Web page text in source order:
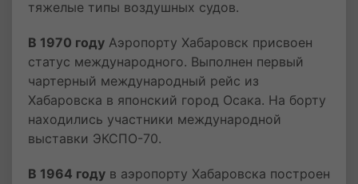
тяжелые типы воздушных судов.
В 1970 году Аэропорту Хабаровск присвоен
статус международного. Выполнен первый
чартерный международный рейс из
Хабаровска в японский город Осака. На борту
находились участники международной
выставки ЭКСПО-70.
В 1964 году в аэропорту Хабаровска построен